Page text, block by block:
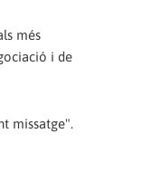
més
i de
missatge".